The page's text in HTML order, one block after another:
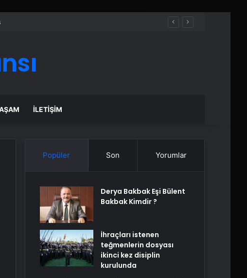
İLETIŞIM
Popüler Son Yorumlar
Derya Bakbak Eşi Bülent
Bakbak Kimdir ?
İhraçları istenen
teğmenlerin dosyası
ikinci kez disiplin
kurulunda